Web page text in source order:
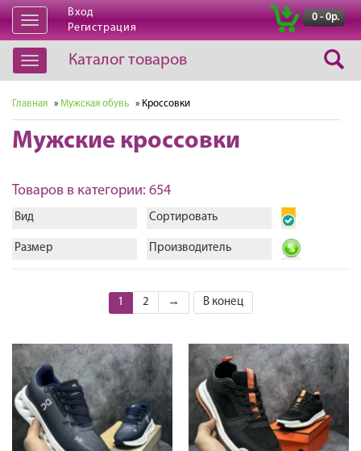
Открыть
навигацию
Вход
Регистрация
0 - 0р.
Открыть
навигацию
Каталог товаров
Главная » Мужская обувь » Кроссовки
Мужские кроссовки
Товаров в категории: 654
Вид Сортировать
Размер Производитель
1 2 → В конец